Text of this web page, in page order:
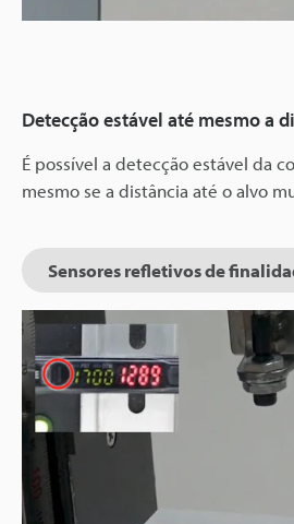
Detecção estável até mesmo a
É possível a detecção estável da
mesmo se a distância até o alvo
Sensores refletivos de